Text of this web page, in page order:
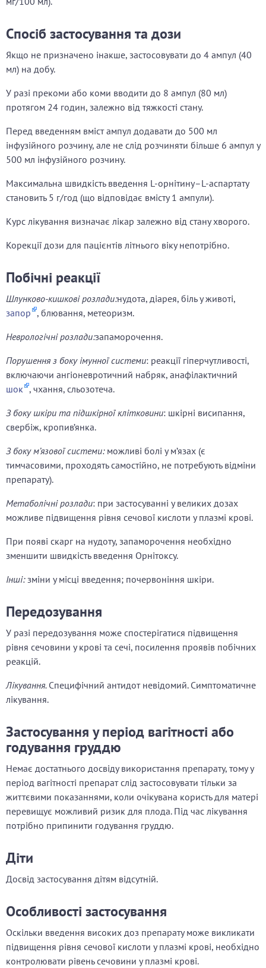
Спосіб застосування та дози
Якщо не призначено інакше, застосовувати до 4 ампул (40
мл) на добу.
У разі прекоми або коми вводити до 8 ампул (80 мл)
протягом 24 годин, залежно від тяжкості стану.
Перед введенням вміст ампул додавати до 500 мл
інфузійного розчину, але не слід розчиняти більше 6 ампул у
500 мл інфузійного розчину.
Максимальна швидкість введення L-орнітину–L-аспартату
становить 5 г/год (що відповідає вмісту 1 ампули).
Курс лікування визначає лікар залежно від стану хворого.
Корекції дози для пацієнтів літнього віку непотрібно.
Побічні реакції
Шлунково-кишкові розлади:нудота, діарея, біль у животі,
запор , блювання, метеоризм.
Неврологічні розлади:запаморочення.
Порушення з боку імунної системи: реакції гіперчутливості,
включаючи ангіоневротичний набряк, анафілактичний
шок , чхання, сльозотеча.
З боку шкіри та підшкірної клітковини: шкірні висипання,
свербіж, кропив’янка.
З боку м’язової системи: можливі болі у м’язах (є
тимчасовими, проходять самостійно, не потребують відміни
препарату).
Метаболічні розлади: при застосуванні у великих дозах
можливе підвищення рівня сечової кислоти у плазмі крові.
При появі скарг на нудоту, запаморочення необхідно
зменшити швидкість введення Орнітоксу.
Інші:зміни у місці введення; почервоніння шкіри.
Передозування
У разі передозування може спостерігатися підвищення
рівня сечовини у крові та сечі, посилення проявів побічних
реакцій.
Лікування. Специфічний антидот невідомий. Симптоматичне
лікування.
Застосування у період вагітності або
годування груддю
Немає достатнього досвіду використання препарату, тому у
період вагітності препарат слід застосовувати тільки за
життєвими показаннями, коли очікувана користь для матері
перевищує можливий ризик для плода. Під час лікування
потрібно припинити годування груддю.
Діти
Досвід застосування дітям відсутній.
Особливості застосування
Оскільки введення високих доз препарату може викликати
підвищення рівня сечової кислоти у плазмі крові, необхідно
контролювати рівень сечовини у плазмі крові.